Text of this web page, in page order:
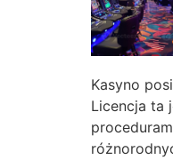
Kasyno
Licencja ta